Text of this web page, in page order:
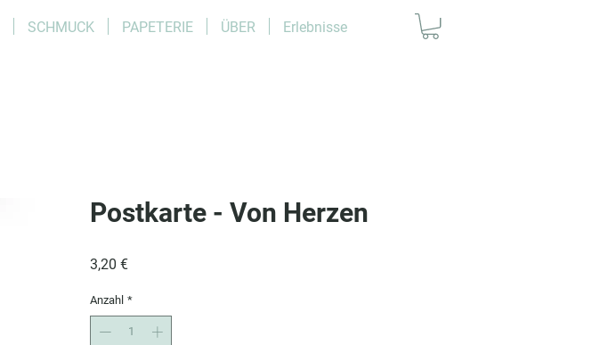
SCHMUCK PAPETERIE ÜBER Erlebnisse
Postkarte - Von Herzen
3,20 €Preis
Anzahl *